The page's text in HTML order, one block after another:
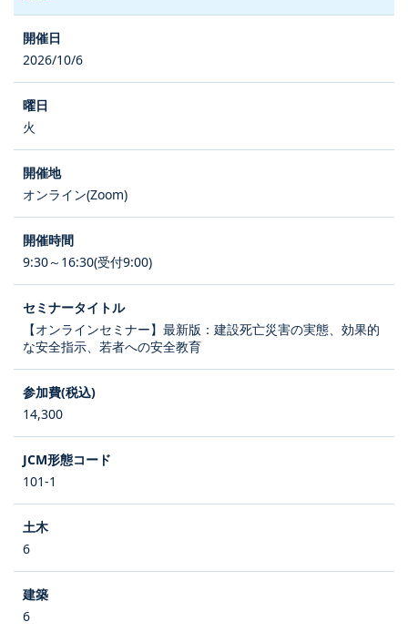
2026/10/6
火
オンライン(Zoom)
9:30～16:30(受付9:00)
【オンラインセミナー】最新版：建設死亡災害の実態、効果的
な安全指示、若者への安全教育
14,300
101-1
6
6